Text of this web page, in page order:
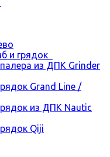
и грядок
из ДПК Grinder
Grand Line /
из ДПК Nautic
Qiji